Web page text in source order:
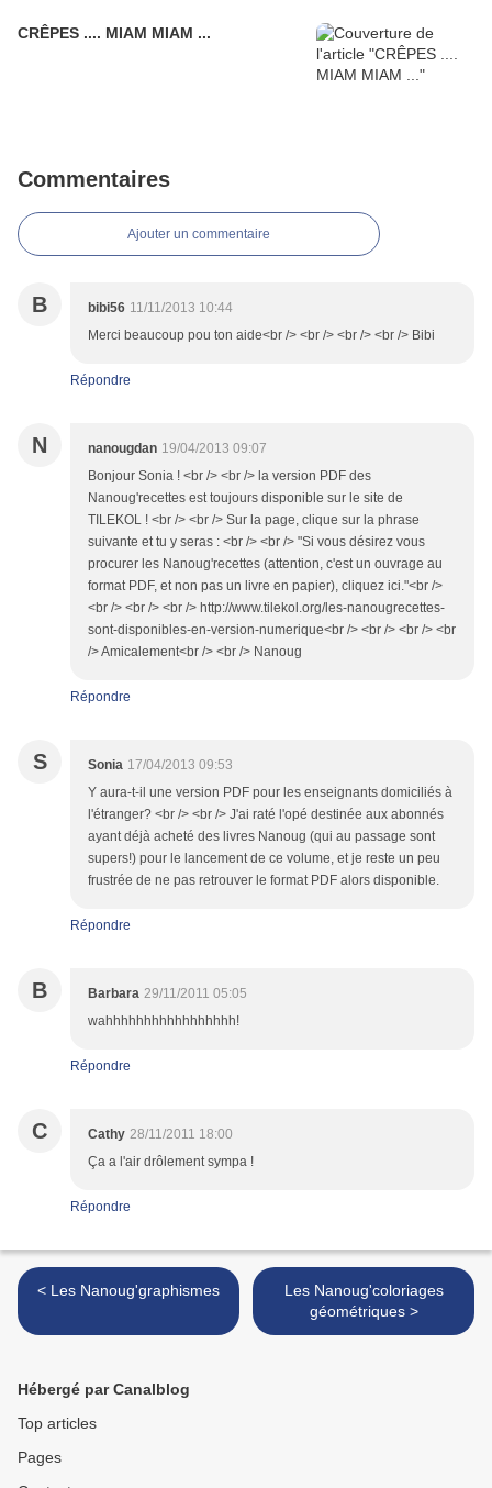
CRÊPES .... MIAM MIAM ...
Commentaires
Ajouter un commentaire
B bibi56 11/11/2013 10:44
Merci beaucoup pou ton aide<br /> <br /> <br /> <br /> Bibi
Répondre
N nanougdan 19/04/2013 09:07
Bonjour Sonia ! <br /> <br /> la version PDF des
Nanoug'recettes est toujours disponible sur le site de
TILEKOL ! <br /> <br /> Sur la page, clique sur la phrase
suivante et tu y seras : <br /> <br /> "Si vous désirez vous
procurer les Nanoug'recettes (attention, c'est un ouvrage au
format PDF, et non pas un livre en papier), cliquez ici."<br />
<br /> <br /> <br /> http://www.tilekol.org/les-nanougrecettes-
sont-disponibles-en-version-numerique<br /> <br /> <br /> <br
/> Amicalement<br /> <br /> Nanoug
Répondre
S Sonia 17/04/2013 09:53
Y aura-t-il une version PDF pour les enseignants domiciliés à
l'étranger? <br /> <br /> J'ai raté l'opé destinée aux abonnés
ayant déjà acheté des livres Nanoug (qui au passage sont
supers!) pour le lancement de ce volume, et je reste un peu
frustrée de ne pas retrouver le format PDF alors disponible.
Répondre
B Barbara 29/11/2011 05:05
wahhhhhhhhhhhhhhhhh!
Répondre
C Cathy 28/11/2011 18:00
Ça a l'air drôlement sympa !
Répondre
< Les Nanoug'graphismes
Les Nanoug'coloriages
géométriques >
Hébergé par Canalblog
Top articles
Pages